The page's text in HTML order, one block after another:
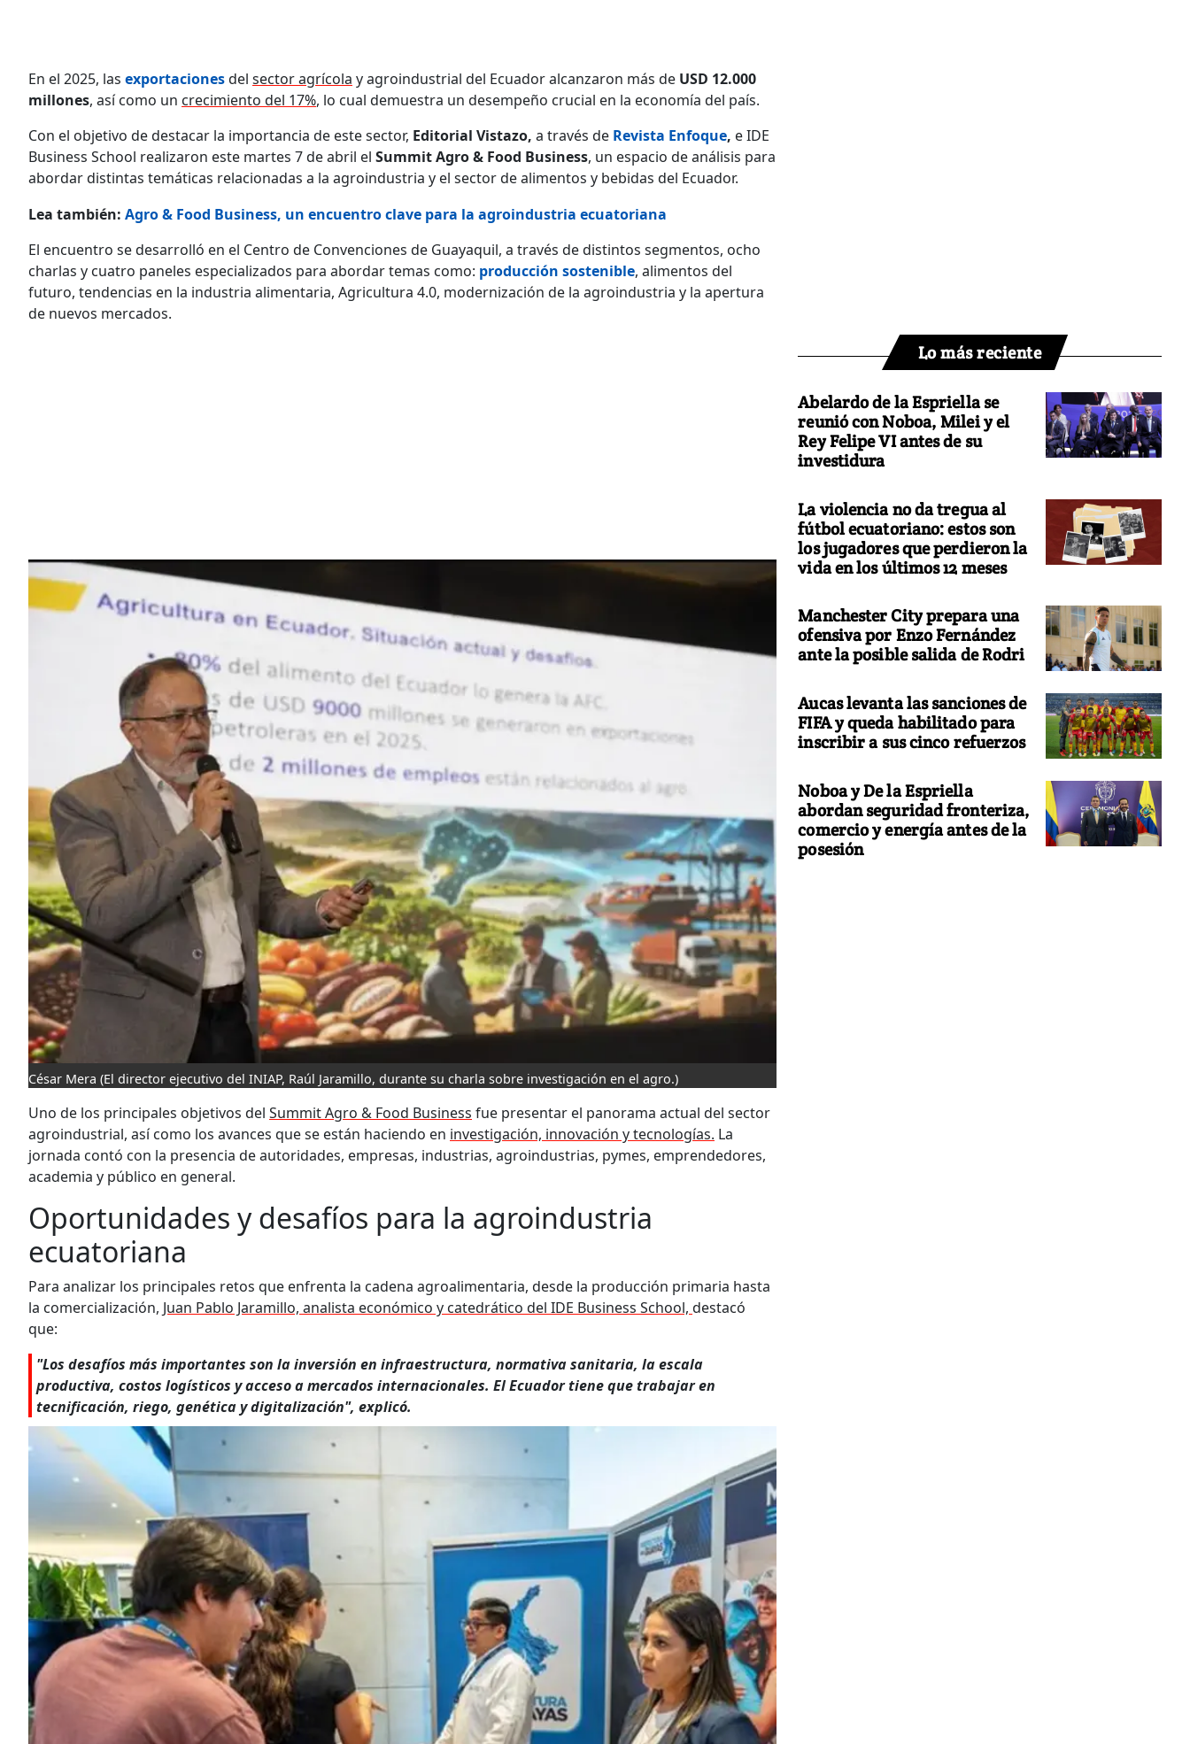
En el 2025, las exportacionesdel sector agrícola y agroindustrial del Ecuador alcanzaron más de USD 12.000
millones, así como un crecimiento del 17%, lo cual demuestra un desempeño crucial en la economía del país.
Con el objetivo de destacar la importancia de este sector, Editorial Vistazo, a través de Revista Enfoque, e IDE
Business School realizaron este martes 7 de abril el Summit Agro & Food Business, un espacio de análisis para
abordar distintas temáticas relacionadas a la agroindustria y el sector de alimentos y bebidas del Ecuador.
Lea también: Agro & Food Business, un encuentro clave para la agroindustria ecuatoriana
El encuentro se desarrolló en el Centro de Convenciones de Guayaquil, a través de distintos segmentos, ocho
charlas y cuatro paneles especializados para abordar temas como: producción sostenible, alimentos del
futuro, tendencias en la industria alimentaria, Agricultura 4.0, modernización de la agroindustria y la apertura
de nuevos mercados.
César Mera (El director ejecutivo del INIAP, Raúl Jaramillo, durante su charla sobre investigación en el agro.)
Uno de los principales objetivos del Summit Agro & Food Business fue presentar el panorama actual del sector
agroindustrial, así como los avances que se están haciendo en investigación, innovación y tecnologías. La
jornada contó con la presencia de autoridades, empresas, industrias, agroindustrias, pymes, emprendedores,
academia y público en general.
Oportunidades y desafíos para la agroindustria
ecuatoriana
Para analizar los principales retos que enfrenta la cadena agroalimentaria, desde la producción primaria hasta
la comercialización, Juan Pablo Jaramillo, analista económico y catedrático del IDE Business School, destacó
que:
"Los desafíos más importantes son la inversión en infraestructura, normativa sanitaria, la escala
productiva, costos logísticos y acceso a mercados internacionales. El Ecuador tiene que trabajar en
tecnificación, riego, genética y digitalización", explicó.
Lo más reciente
Abelardo de la Espriella se
reunió con Noboa, Milei y el
Rey Felipe VI antes de su
investidura
La violencia no da tregua al
fútbol ecuatoriano: estos son
los jugadores que perdieron la
vida en los últimos 12 meses
Manchester City prepara una
ofensiva por Enzo Fernández
ante la posible salida de Rodri
Aucas levanta las sanciones de
FIFA y queda habilitado para
inscribir a sus cinco refuerzos
Noboa y De la Espriella
abordan seguridad fronteriza,
comercio y energía antes de la
posesión